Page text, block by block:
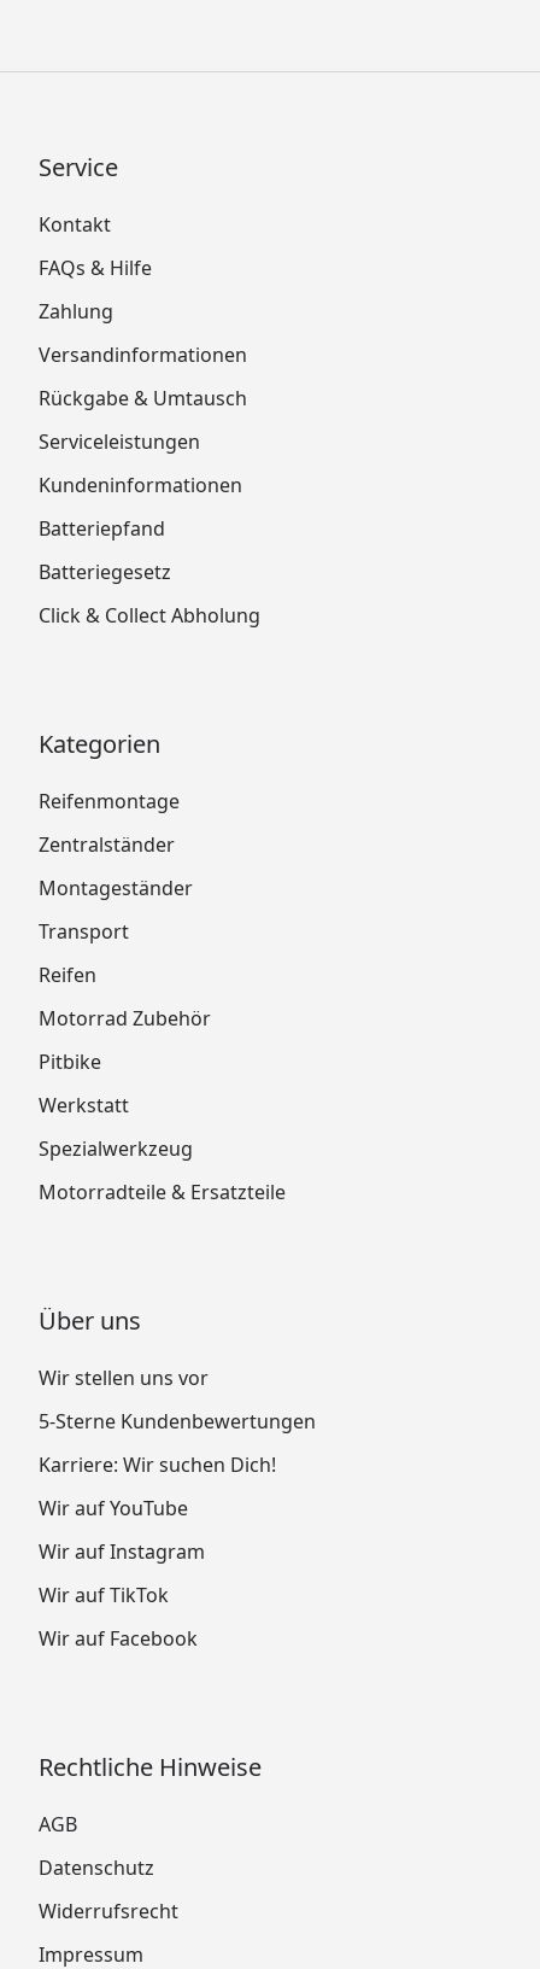
Service
Kontakt
FAQs & Hilfe
Zahlung
Versandinformationen
Rückgabe & Umtausch
Serviceleistungen
Kundeninformationen
Batteriepfand
Batteriegesetz
Click & Collect Abholung
Kategorien
Reifenmontage
Zentralständer
Montageständer
Transport
Reifen
Motorrad Zubehör
Pitbike
Werkstatt
Spezialwerkzeug
Motorradteile & Ersatzteile
Über uns
Wir stellen uns vor
5-Sterne Kundenbewertungen
Karriere: Wir suchen Dich!
Wir auf YouTube
Wir auf Instagram
Wir auf TikTok
Wir auf Facebook
Rechtliche Hinweise
AGB
Datenschutz
Widerrufsrecht
Impressum